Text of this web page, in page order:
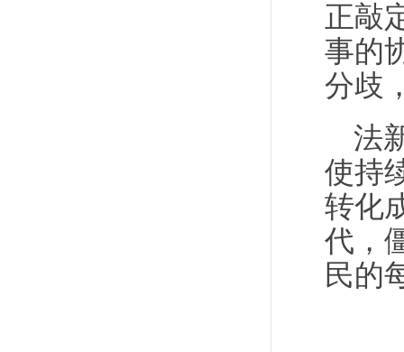
正敲
事的
分歧
法
使持
转化
代，
民的